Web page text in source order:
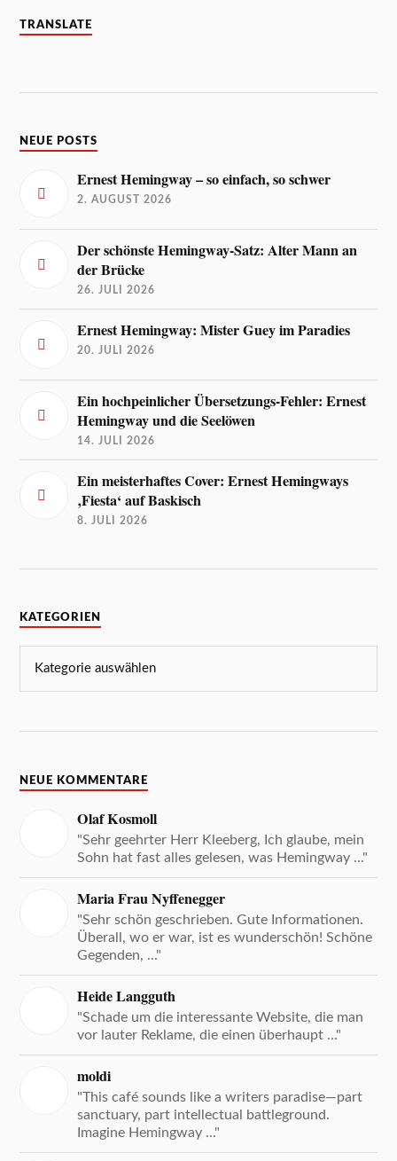
TRANSLATE
NEUE POSTS
Ernest Hemingway – so einfach, so schwer
2. AUGUST 2026
Der schönste Hemingway-Satz: Alter Mann an
der Brücke
26. JULI 2026
Ernest Hemingway: Mister Guey im Paradies
20. JULI 2026
Ein hochpeinlicher Übersetzungs-Fehler: Ernest
Hemingway und die Seelöwen
14. JULI 2026
Ein meisterhaftes Cover: Ernest Hemingways
‚Fiesta‘ auf Baskisch
8. JULI 2026
KATEGORIEN
NEUE KOMMENTARE
Olaf Kosmoll
"Sehr geehrter Herr Kleeberg, Ich glaube, mein
Sohn hat fast alles gelesen, was Hemingway ..."
Maria Frau Nyffenegger
"Sehr schön geschrieben. Gute Informationen.
Überall, wo er war, ist es wunderschön! Schöne
Gegenden, ..."
Heide Langguth
"Schade um die interessante Website, die man
vor lauter Reklame, die einen überhaupt ..."
moldi
"This café sounds like a writers paradise—part
sanctuary, part intellectual battleground.
Imagine Hemingway ..."